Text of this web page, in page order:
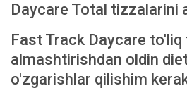
Daycare Total tizzalarini
Fast Track Daycare
almashtirishdan oldin
o'zgarishlar qilishim